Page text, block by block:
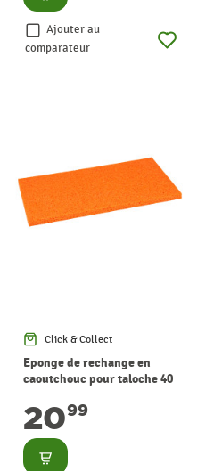
Ajouter au
comparateur
Click & Collect
Eponge de rechange en
caoutchouc pour taloche 40
2099
Consulter